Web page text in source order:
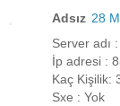
Adsız 28
Server adı
İp adresi :
Kaç Kişilik:
Sxe : Yok